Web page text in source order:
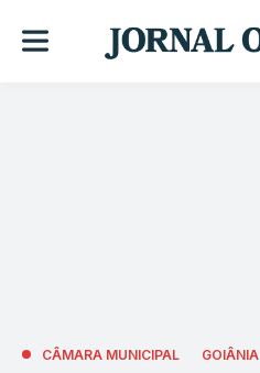
CÂMARA MUNICIPAL GOIÂNIA